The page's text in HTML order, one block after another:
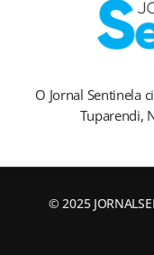
O Jornal Sentinela
Tuparendi,
© 2025